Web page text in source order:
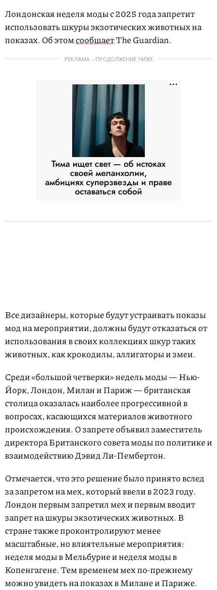
Лондонская неделя моды с 2025 года запретит
использовать шкуры экзотических животных на
показах. Об этомсообщаетThe Guardian.
РЕКЛАМА – ПРОДОЛЖЕНИЕ НИЖЕ
Все дизайнеры, которые будут устраивать показы
мод на мероприятии, должны будут отказаться от
использования в своих коллекциях шкур таких
животных, как крокодилы, аллигаторы и змеи.
Среди «большой четверки» недель моды — Нью-
Йорк, Лондон, Милан и Париж — британская
столица оказалась наиболее прогрессивной в
вопросах, касающихся материалов животного
происхождения. О запрете объявил заместитель
директора Британского совета моды по политике и
взаимодействию Дэвид Ли-Пембертон.
Отмечается, что это решение было принято вслед
за запретом на мех, который ввели в 2023 году.
Лондон первым запретил мех и первым вводит
запрет на шкуры экзотических животных. В
стране также проконтролируют менее
масштабные, но влиятельные мероприятия:
неделя моды в Мельбурне и неделя моды в
Копенгагене. Тем временем мех по-прежнему
можно увидеть на показах в Милане и Париже.